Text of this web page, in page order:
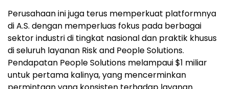
Perusahaan ini juga terus memperkuat platformnya
di A.S. dengan memperluas fokus pada berbagai
sektor industri di tingkat nasional dan praktik khusus
di seluruh layanan Risk and People Solutions.
Pendapatan People Solutions melampaui $1 miliar
untuk pertama kalinya, yang mencerminkan